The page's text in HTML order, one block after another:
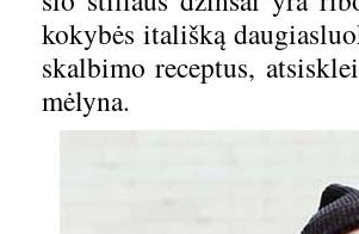
kokybės itališką
skalbimo receptus,
mėlyna.